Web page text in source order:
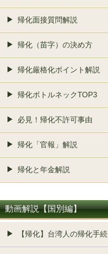
帰化面接質問解説
帰化（苗字）の決め方
帰化厳格化ポイント解説
帰化ボトルネックTOP3
必見！帰化不許可事由
帰化「官報」解説
帰化と年金解説
動画解説【国別編】
【帰化】台湾人の帰化手続